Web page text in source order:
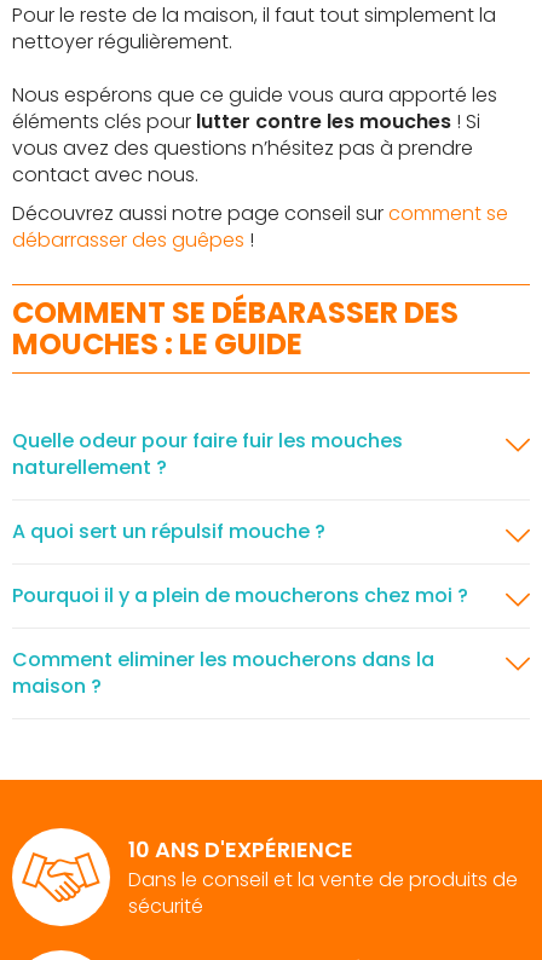
Pour le reste de la maison, il faut tout simplement la
nettoyer régulièrement.
Nous espérons que ce guide vous aura apporté les
éléments clés pour lutter contre les mouches ! Si
vous avez des questions n’hésitez pas à prendre
contact avec nous.
Découvrez aussi notre page conseil surcomment se
débarrasser des guêpes !
COMMENT SE DÉBARASSER DES
MOUCHES : LE GUIDE
Quelle odeur pour faire fuir les mouches
naturellement ?
A quoi sert un répulsif mouche ?
Pourquoi il y a plein de moucherons chez moi ?
Comment eliminer les moucherons dans la
maison ?
10 ANS D'EXPÉRIENCE
Dans le conseil et la vente de produits de
sécurité